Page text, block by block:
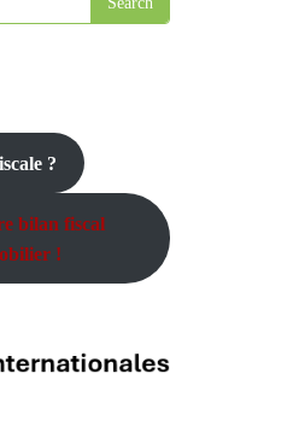
?
bilan fiscal
!